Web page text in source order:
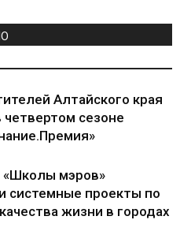
Алтайского края
четвертом сезоне
«Школы мэров»
системные проекты по
жизни в городах